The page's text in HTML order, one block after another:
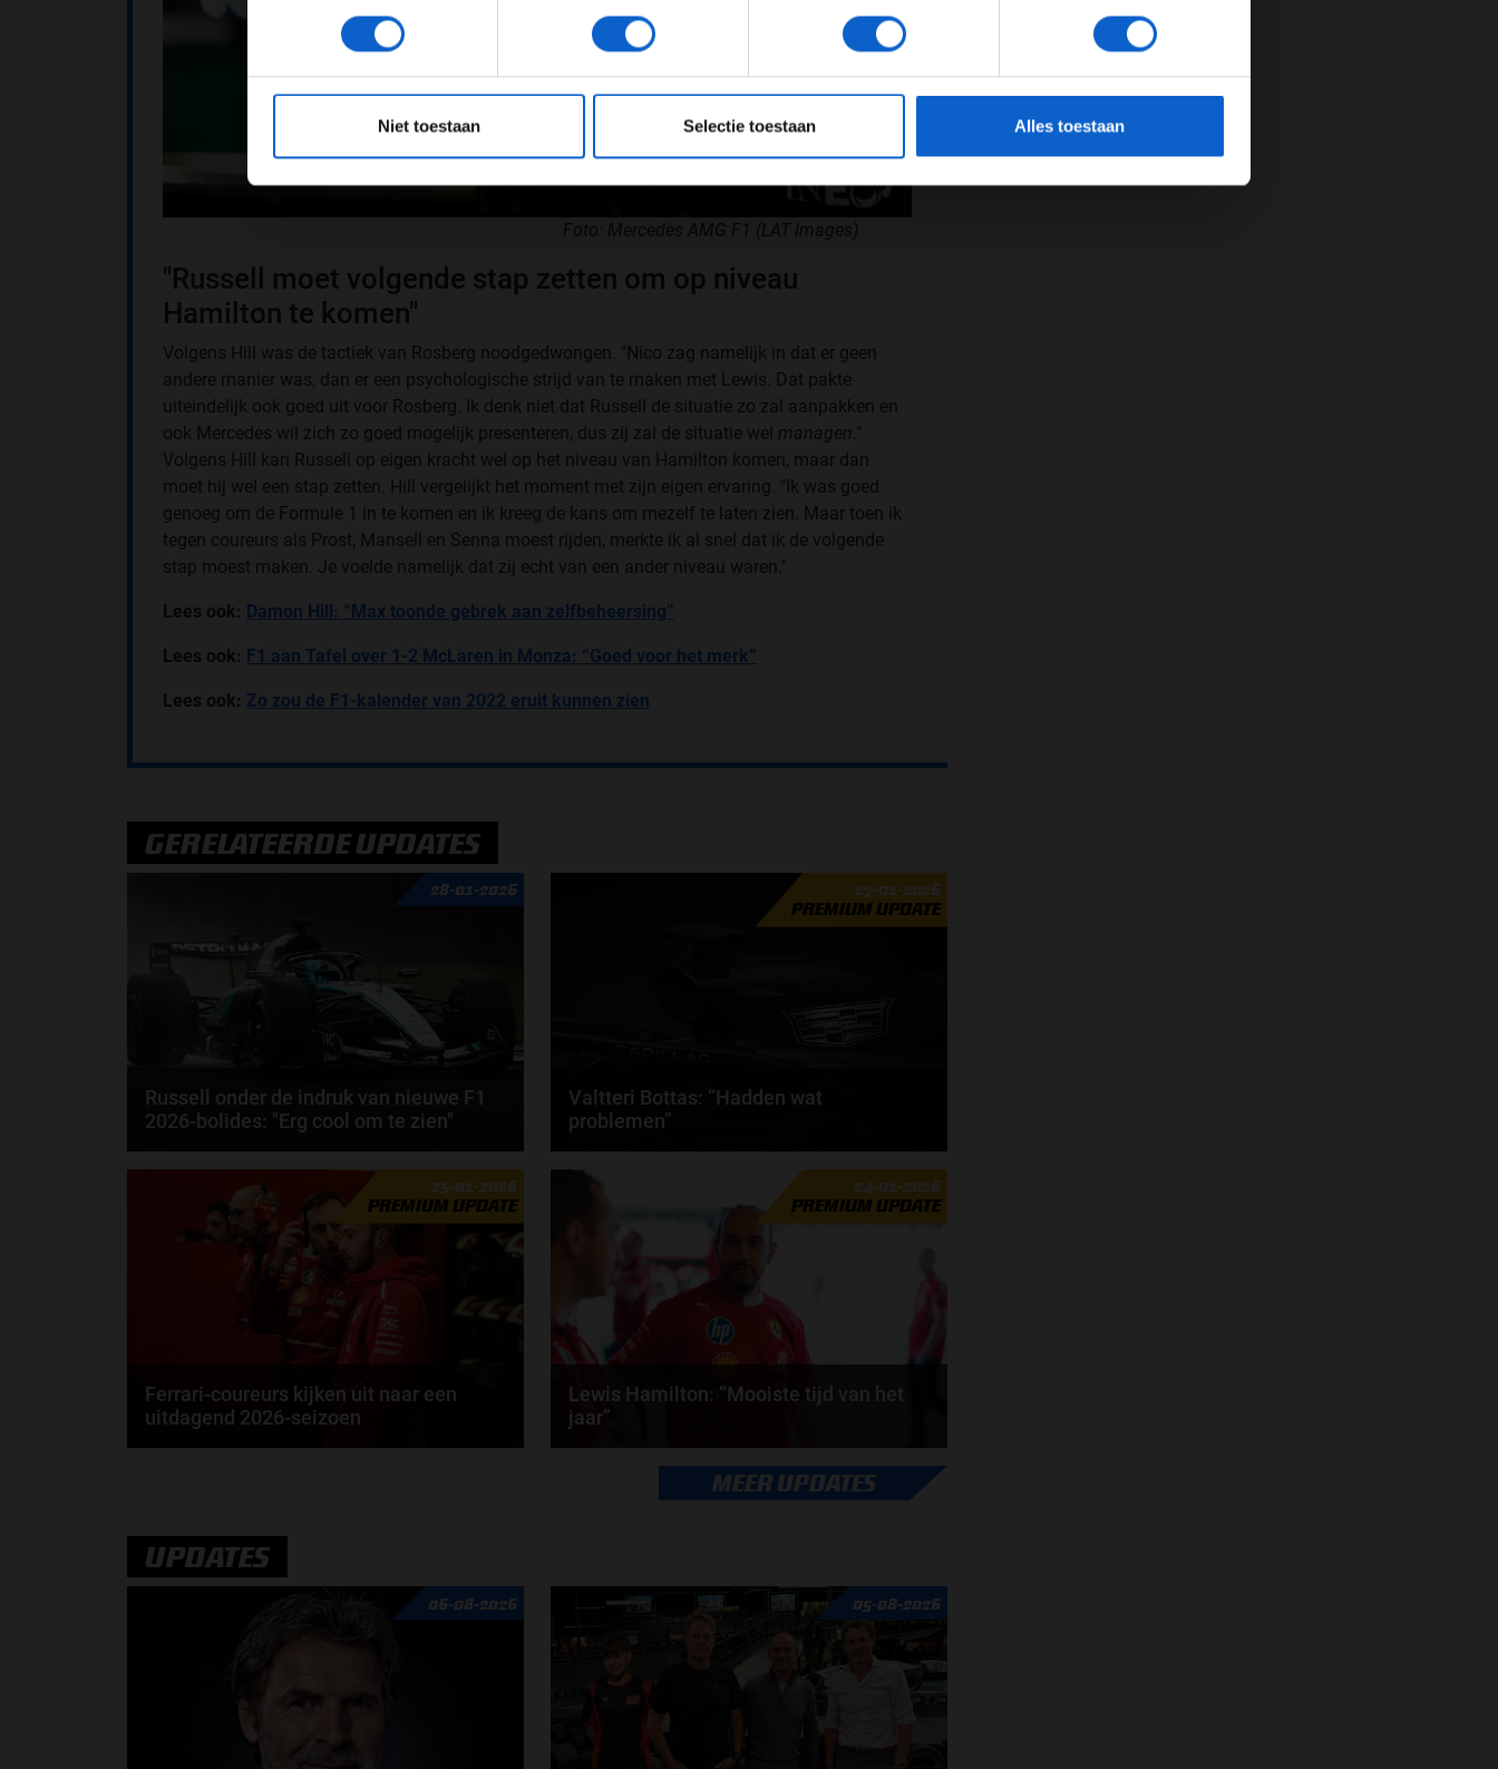
Niet toestaan Selectie toestaan Alles toestaan
Foto: Mercedes AMG F1 (LAT Images)
"Russell moet volgende stap zetten om op niveau
Hamilton te komen"
Volgens Hill was de tactiek van Rosberg noodgedwongen. "Nico zag namelijk in dat er geen
andere manier was, dan er een psychologische strijd van te maken met Lewis. Dat pakte
uiteindelijk ook goed uit voor Rosberg. Ik denk niet dat Russell de situatie zo zal aanpakken en
ook Mercedes wil zich zo goed mogelijk presenteren, dus zij zal de situatie wel managen ."
Volgens Hill kan Russell op eigen kracht wel op het niveau van Hamilton komen, maar dan
moet hij wel een stap zetten. Hill vergelijkt het moment met zijn eigen ervaring. "Ik was goed
genoeg om de Formule 1 in te komen en ik kreeg de kans om mezelf te laten zien. Maar toen ik
tegen coureurs als Prost, Mansell en Senna moest rijden, merkte ik al snel dat ik de volgende
stap moest maken. Je voelde namelijk dat zij echt van een ander niveau waren."
Lees ook: Damon Hill: “Max toonde gebrek aan zelfbeheersing”
Lees ook: F1 aan Tafel over 1-2 McLaren in Monza: “Goed voor het merk”
Lees ook: Zo zou de F1-kalender van 2022 eruit kunnen zien
GERELATEERDE UPDATES
28-01-2026
Russell onder de indruk van nieuwe F1
2026-bolides: "Erg cool om te zien"
George Russell is uiterst positief na zijn eerste
kilometers over het Circuit de...
Jarlo van der Vloed
27-01-2026
PREMIUM UPDATE
Valtteri Bottas: “Hadden wat
problemen”
Valtteri Bottas heeft aangegeven dat het team van
Cadillac een aantal problemen heeft gehad tijdens...
25-01-2026
PREMIUM UPDATE
Ferrari-coureurs kijken uit naar een
uitdagend 2026-seizoen
doorElvira Kieboom
24-01-2026
PREMIUM UPDATE
Lewis Hamilton: “Mooiste tijd van het
jaar”
Het Formule 1-seizoen van 2026 staat op het punt
van beginnen, volgens Lewis Hamilton is dat de...
MEER UPDATES
UPDATES
06-08-2026 05-08-2026
JONGER DAN 24 24 JAAR OF OUDER
*Raadpleeg onsprivacybeleidvoor meer informatie over gegevensgebruik en -bescherming.